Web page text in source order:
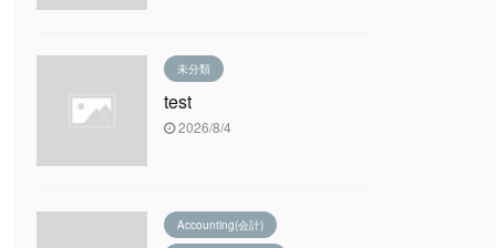
未分類
test
2026/8/4
Accounting(会計)